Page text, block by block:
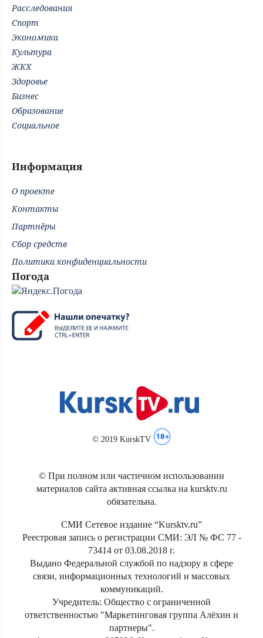
Расследования
Спорт
Экономика
Культура
ЖКХ
Здоровье
Бизнес
Образование
Социальное
Информация
О проекте
Контакты
Партнёры
Сбор средств
Политика конфиденциальности
Погода
© 2019 KurskTV
© При полном или частичном использовании
материалов сайта активная ссылка на kursktv.ru
обязательна.
СМИ Сетевое издание “Kursktv.ru”
Реестровая запись о регистрации СМИ: ЭЛ № ФС 77 -
73414 от 03.08.2018 г.
Выдано Федеральной службой по надзору в сфере
связи, информационных технологий и массовых
коммуникаций.
Учредитель: Общество с ограниченной
ответственностью "Маркетинговая группа Алёхин и
партнеры".